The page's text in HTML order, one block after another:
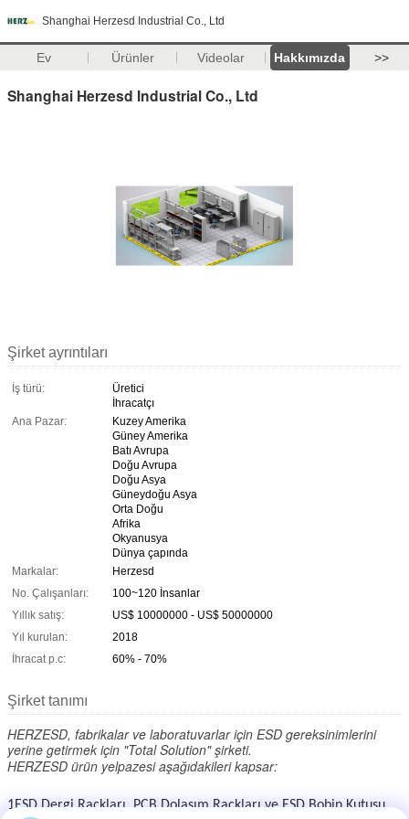
Shanghai Herzesd Industrial Co., Ltd
Ev Ürünler Videolar Hakkımızda >>
Shanghai Herzesd Industrial Co., Ltd
Şirket ayrıntıları
İş türü:
Üretici
İhracatçı
Ana Pazar:
Kuzey Amerika
Güney Amerika
Batı Avrupa
Doğu Avrupa
Doğu Asya
Güneydoğu Asya
Orta Doğu
Afrika
Okyanusya
Dünya çapında
Markalar:
Herzesd
No. Çalışanları:
100~120 İnsanlar
Yıllık satış:
US$ 10000000 - US$ 50000000
Yıl kurulan:
2018
İhracat p.c:
60% - 70%
Şirket tanımı
HERZESD, fabrikalar ve laboratuvarlar için ESD gereksinimlerini
yerine getirmek için "Total Solution" şirketi.
HERZESD ürün yelpazesi aşağıdakileri kapsar:
1ESD Dergi Rackları, PCB Dolaşım Rackları ve ESD Bobin Kutusu.